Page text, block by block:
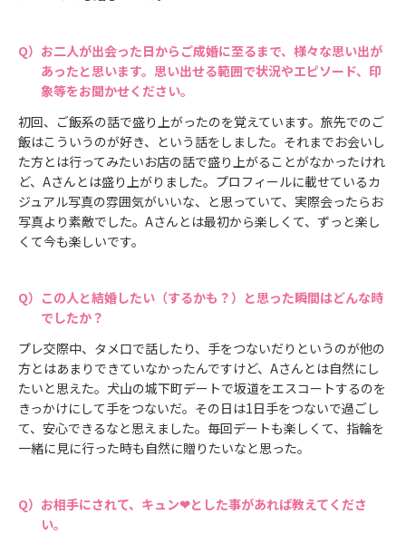
お二人が出会った日からご成婚に至るまで、様々な思い出が
あったと思います。思い出せる範囲で状況やエピソード、印
象等をお聞かせください。
初回、ご飯系の話で盛り上がったのを覚えています。旅先でのご
飯はこういうのが好き、という話をしました。それまでお会いし
た方とは行ってみたいお店の話で盛り上がることがなかったけれ
ど、Aさんとは盛り上がりました。プロフィールに載せているカ
ジュアル写真の雰囲気がいいな、と思っていて、実際会ったらお
写真より素敵でした。Aさんとは最初から楽しくて、ずっと楽し
くて今も楽しいです。
この人と結婚したい（するかも？）と思った瞬間はどんな時
でしたか？
プレ交際中、タメ口で話したり、手をつないだりというのが他の
方とはあまりできていなかったんですけど、Aさんとは自然にし
たいと思えた。犬山の城下町デートで坂道をエスコートするのを
きっかけにして手をつないだ。その日は1日手をつないで過ごし
て、安心できるなと思えました。毎回デートも楽しくて、指輪を
一緒に見に行った時も自然に贈りたいなと思った。
お相手にされて、キュン❤とした事があれば教えてくださ
い。